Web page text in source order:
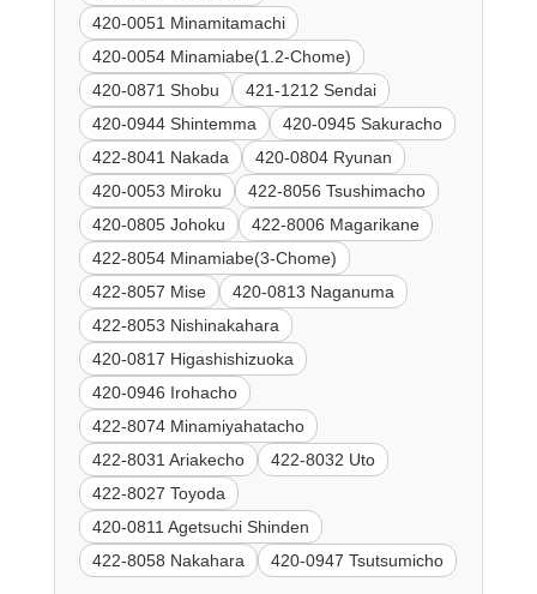
420-0051 Minamitamachi
420-0054 Minamiabe(1.2-Chome)
420-0871 Shobu
421-1212 Sendai
420-0944 Shintemma
420-0945 Sakuracho
422-8041 Nakada
420-0804 Ryunan
420-0053 Miroku
422-8056 Tsushimacho
420-0805 Johoku
422-8006 Magarikane
422-8054 Minamiabe(3-Chome)
422-8057 Mise
420-0813 Naganuma
422-8053 Nishinakahara
420-0817 Higashishizuoka
420-0946 Irohacho
422-8074 Minamiyahatacho
422-8031 Ariakecho
422-8032 Uto
422-8027 Toyoda
420-0811 Agetsuchi Shinden
422-8058 Nakahara
420-0947 Tsutsumicho